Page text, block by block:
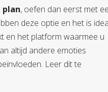
plan, oefen dan eerst met
deze optie en het is
en het platform waarmee u
altijd andere emoties
Leer dit te